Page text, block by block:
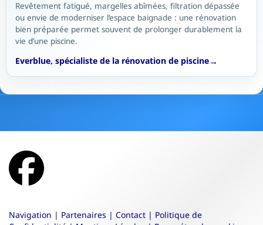
Revêtement fatigué, margelles abîmées, filtration dépassée
ou envie de moderniser l’espace baignade : une rénovation
bien préparée permet souvent de prolonger durablement la
vie d’une piscine.
Everblue, spécialiste de la rénovation de piscine
Navigation | Partenaires | Contact | Politique de